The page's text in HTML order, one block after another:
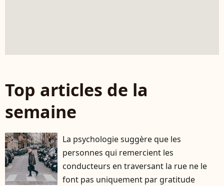
Top articles de la
semaine
La psychologie suggère que les
personnes qui remercient les
conducteurs en traversant la rue ne le
font pas uniquement par gratitude